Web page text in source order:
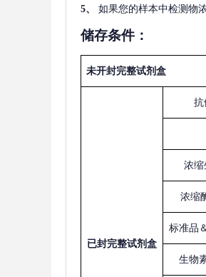
5、 如果您的样本中检测物
储存条件：
未开封完整试剂盒
已封完整试剂盒
抗
浓缩
浓缩
标准品
生物